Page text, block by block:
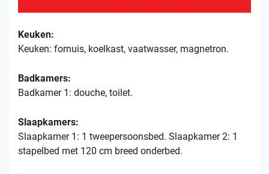
Keuken:
Keuken: fornuis, koelkast, vaatwasser, magnetron.
Badkamers:
Badkamer 1: douche, toilet.
Slaapkamers:
Slaapkamer 1: 1 tweepersoonsbed. Slaapkamer 2: 1
stapelbed met 120 cm breed onderbed.